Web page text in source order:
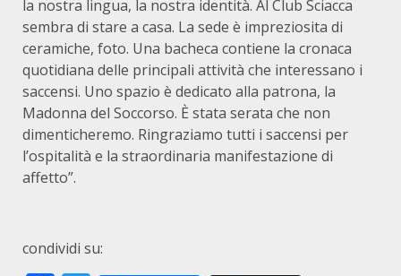
la nostra lingua, la nostra identità. Al Club Sciacca
sembra di stare a casa. La sede è impreziosita di
ceramiche, foto. Una bacheca contiene la cronaca
quotidiana delle principali attività che interessano i
saccensi. Uno spazio è dedicato alla patrona, la
Madonna del Soccorso. È stata serata che non
dimenticheremo. Ringraziamo tutti i saccensi per
l’ospitalità e la straordinaria manifestazione di
affetto”.
condividi su: